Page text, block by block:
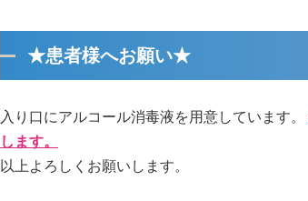
★患者様へお願い★
入り口にアルコール消毒液を用意しています。
します。
以上よろしくお願いします。